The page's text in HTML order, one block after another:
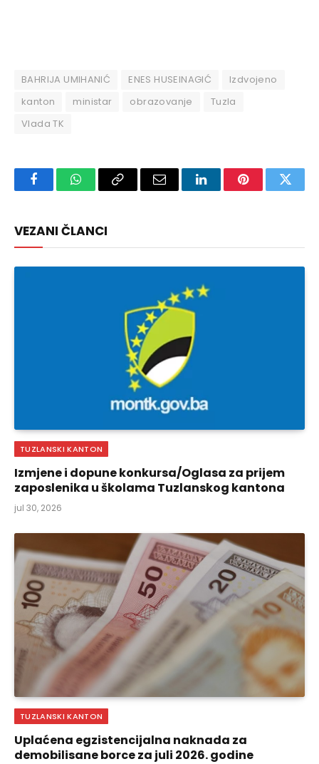
BAHRIJA UMIHANIĆ ENES HUSEINAGIĆ
Izdvojeno
kanton
ministar obrazovanje
Tuzla
Vlada TK
FacebookWhatsAppCopy
Email LinkedInPinterest
VEZANI ČLANCI
TUZLANSKI KANTON
Izmjene i dopune konkursa/Oglasa za prijem
zaposlenika u školama Tuzlanskog kantona
jul 30, 2026
TUZLANSKI KANTON
Uplaćena egzistencijalna naknada za
demobilisane borce za juli 2026. godine